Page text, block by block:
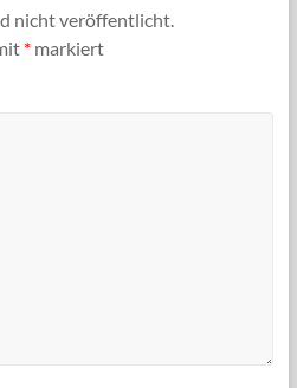
nicht veröffentlicht.
*markiert